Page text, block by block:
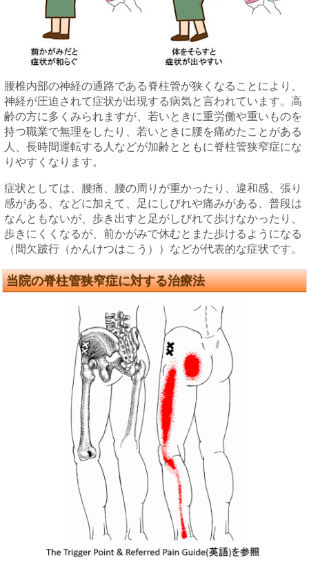
腰椎内部の神経の通路である脊柱管が狭くなることにより、
神経が圧迫されて症状が出現する病気と言われています。高
齢の方に多くみられますが、若いときに重労働や重いものを
持つ職業で無理をしたり、若いときに腰を痛めたことがある
人、長時間運転する人などが加齢とともに脊柱管狭窄症にな
りやすくなります。
症状としては、腰痛、腰の周りが重かったり、違和感、張り
感がある、などに加えて、足にしびれや痛みがある、普段は
なんともないが、歩き出すと足がしびれて歩けなかったり、
歩きにくくなるが、前かがみで休むとまた歩けるようになる
（間欠跛行（かんけつはこう））などが代表的な症状です。
当院の脊柱管狭窄症に対する治療法